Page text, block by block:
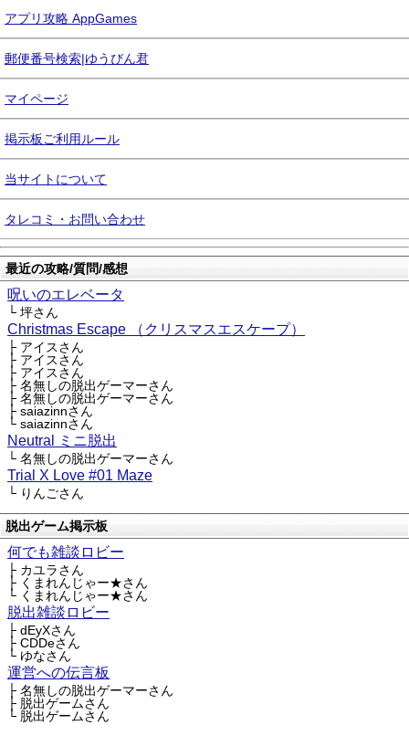
アプリ攻略 AppGames
郵便番号検索|ゆうびん君
マイページ
掲示板ご利用ルール
当サイトについて
タレコミ・お問い合わせ
最近の攻略/質問/感想
呪いのエレベータ
└ 坪さん
Christmas Escape （クリスマスエスケープ）
├ アイスさん
├ アイスさん
├ アイスさん
├ 名無しの脱出ゲーマーさん
├ 名無しの脱出ゲーマーさん
├ saiazinnさん
└ saiazinnさん
Neutral ミニ脱出
└ 名無しの脱出ゲーマーさん
Trial X Love #01 Maze
└ りんごさん
脱出ゲーム掲示板
何でも雑談ロビー
├ カユラさん
├ くまれんじゃー★さん
└ くまれんじゃー★さん
脱出雑談ロビー
├ dEyXさん
├ CDDeさん
└ ゆなさん
運営への伝言板
├ 名無しの脱出ゲーマーさん
├ 脱出ゲームさん
└ 脱出ゲームさん